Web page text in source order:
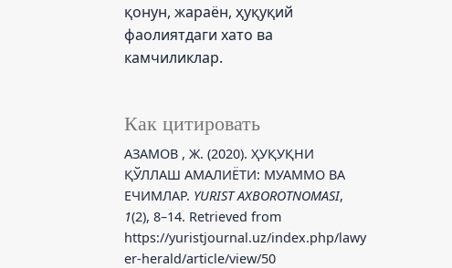
қонун, жараён, ҳуқуқий
фаолиятдаги хато ва
камчиликлар.
Как цитировать
АЗАМОВ , Ж. (2020). ҲУҚУҚНИ
ҚЎЛЛАШ АМАЛИЁТИ: МУАММО ВА
ЕЧИМЛАР. YURIST AXBOROTNOMASI,
1(2), 8–14. Retrieved from
https://yuristjournal.uz/index.php/lawy
er-herald/article/view/50